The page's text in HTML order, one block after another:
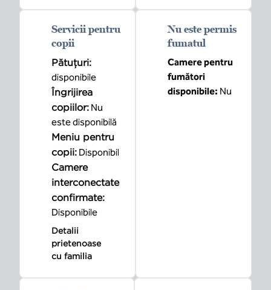
Servicii pentru
copii
Pătuțuri:
disponibile
Îngrijirea
copiilor: Nu
este disponibilă
Meniu pentru
copii: Disponibil
Camere
interconectate
confirmate:
Disponibile
Detalii
prietenoase
cu familia
Nu este permis
fumatul
Camere pentru
fumători
disponibile: Nu